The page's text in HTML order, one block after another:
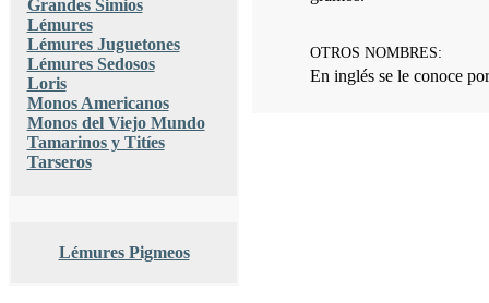
Grandes Simios
Lémures
Lémures Juguetones
Lémures Sedosos
Loris
Monos Americanos
Monos del Viejo Mundo
Tamarinos y Titíes
Tarseros
Lémures Pigmeos
OTROS NOMBRES:
En inglés se le conoce